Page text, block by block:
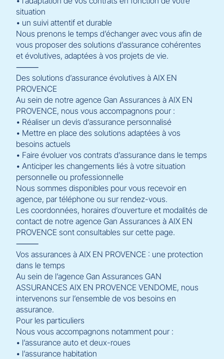
situation
• un suivi attentif et durable
Nous prenons le temps d’échanger avec vous afin de
vous proposer des solutions d’assurance cohérentes
et évolutives, adaptées à vos projets de vie.
⸻
Des solutions d’assurance évolutives à AIX EN
PROVENCE
Au sein de notre agence Gan Assurances à AIX EN
PROVENCE, nous vous accompagnons pour :
• Réaliser un devis d’assurance personnalisé
• Mettre en place des solutions adaptées à vos
besoins actuels
• Faire évoluer vos contrats d’assurance dans le temps
• Anticiper les changements liés à votre situation
personnelle ou professionnelle
Nous sommes disponibles pour vous recevoir en
agence, par téléphone ou sur rendez-vous.
Les coordonnées, horaires d’ouverture et modalités de
contact de notre agence Gan Assurances à AIX EN
PROVENCE sont consultables sur cette page.
⸻
Vos assurances à AIX EN PROVENCE : une protection
dans le temps
Au sein de l’agence Gan Assurances GAN
ASSURANCES AIX EN PROVENCE VENDOME, nous
intervenons sur l’ensemble de vos besoins en
assurance.
Pour les particuliers
Nous vous accompagnons notamment pour :
• l’assurance auto et deux-roues
• l’assurance habitation